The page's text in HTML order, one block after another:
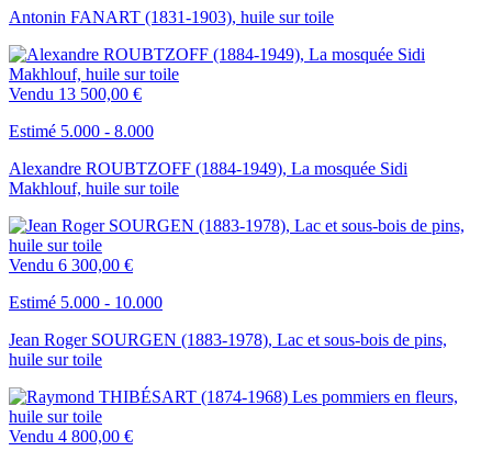
Antonin FANART (1831-1903), huile sur toile
Vendu 13 500,00 €
Estimé 5.000 - 8.000
Alexandre ROUBTZOFF (1884-1949), La mosquée Sidi
Makhlouf, huile sur toile
Vendu 6 300,00 €
Estimé 5.000 - 10.000
Jean Roger SOURGEN (1883-1978), Lac et sous-bois de pins,
huile sur toile
Vendu 4 800,00 €